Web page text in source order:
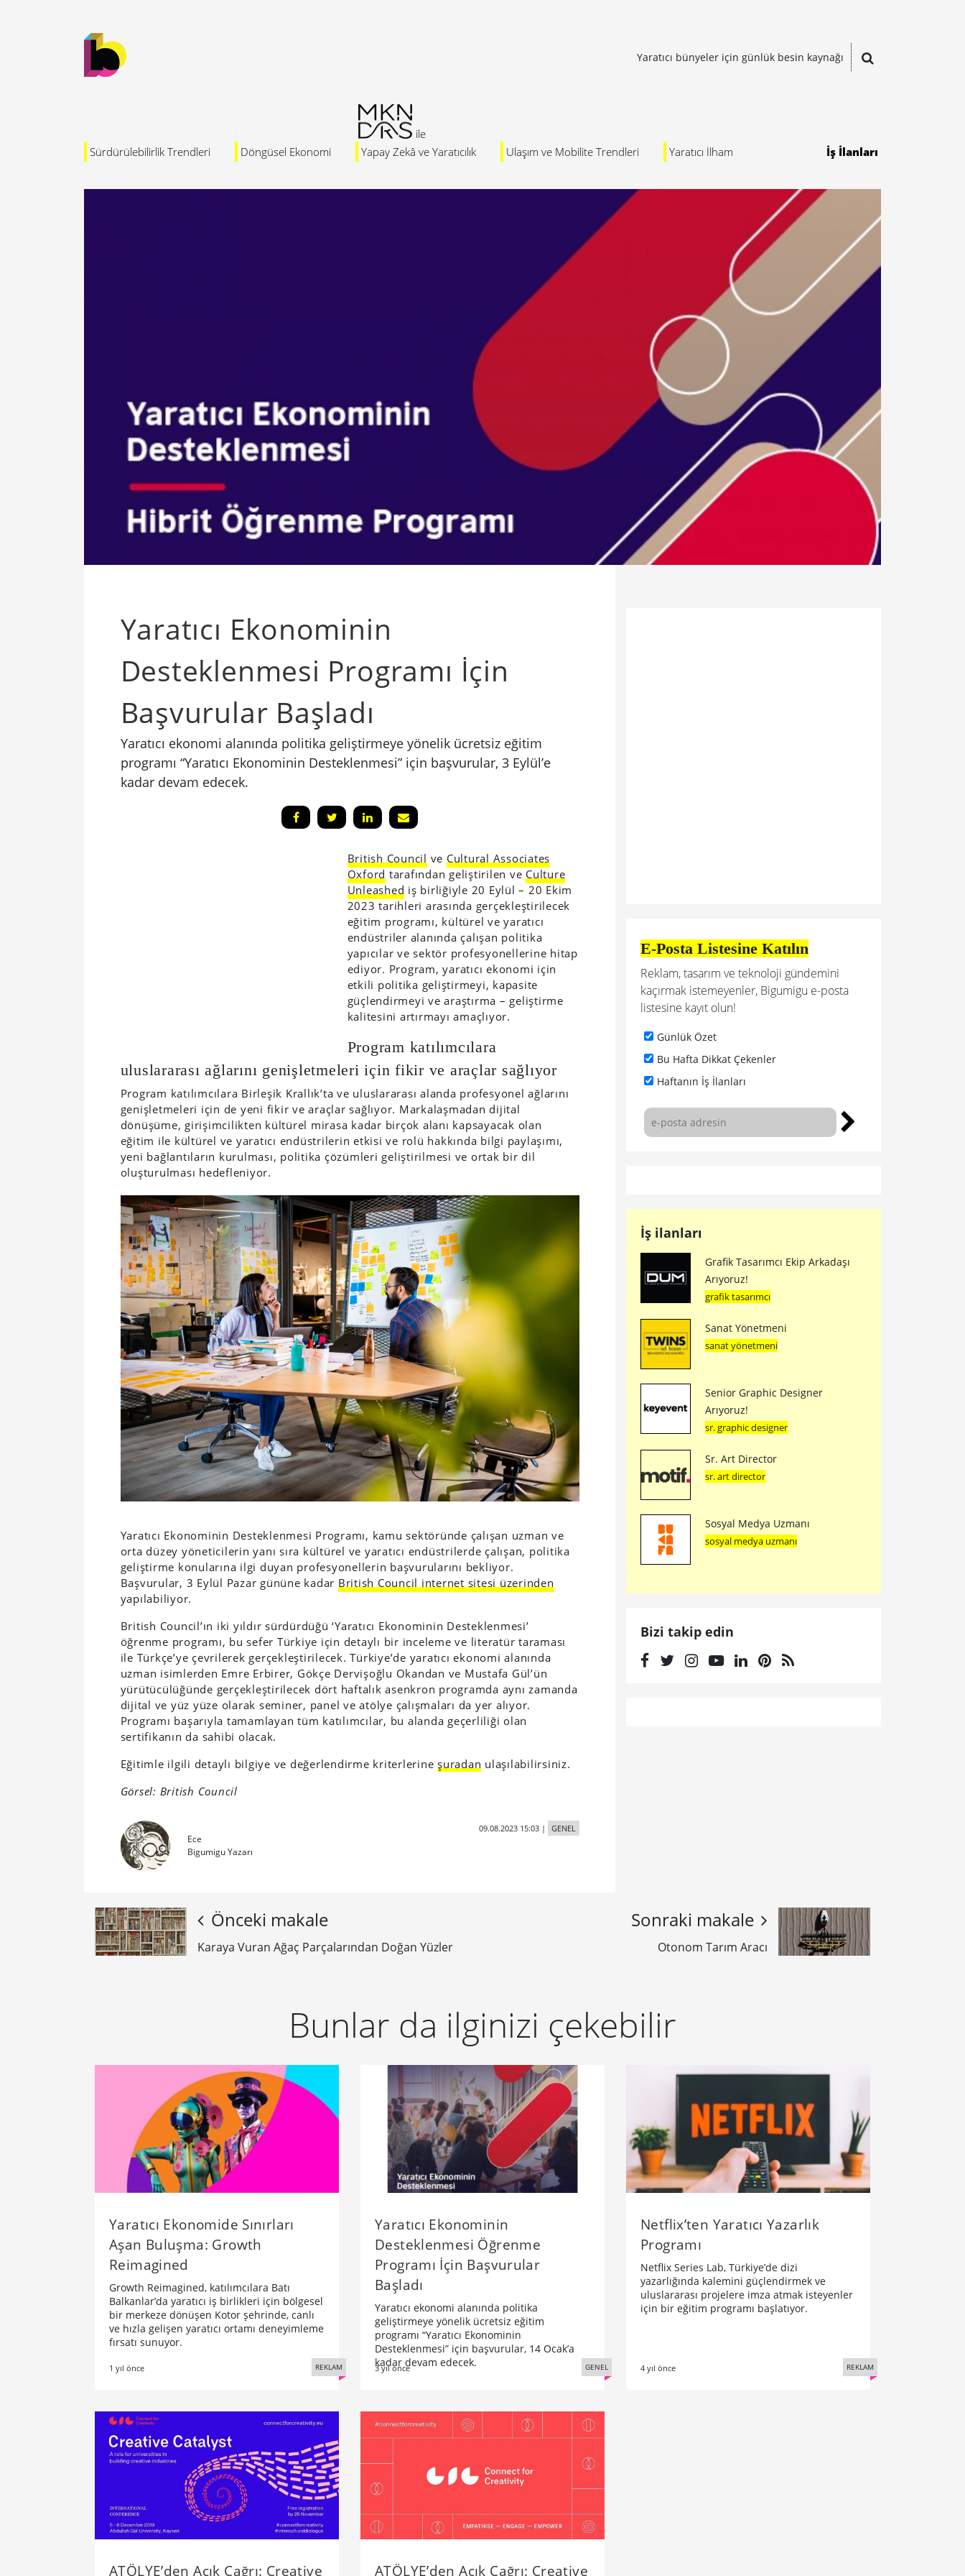
Yaratıcı bünyeler için günlük besin kaynağı
Sürdürülebilirlik Trendleri Döngüsel Ekonomi Yapay Zekâ ve Yaratıcılık Ulaşım ve Mobilite Trendleri Yaratıcı İlham İş İlanları
Yaratıcı Ekonominin
Desteklenmesi Programı İçin
Başvurular Başladı
Yaratıcı ekonomi alanında politika geliştirmeye yönelik ücretsiz eğitim
programı “Yaratıcı Ekonominin Desteklenmesi” için başvurular, 3 Eylül’e
kadar devam edecek.
British Council ve Cultural Associates
Oxford tarafından geliştirilen ve Culture
Unleashed iş birliğiyle 20 Eylül – 20 Ekim
2023 tarihleri arasında gerçekleştirilecek
eğitim programı, kültürel ve yaratıcı
endüstriler alanında çalışan politika
yapıcılar ve sektör profesyonellerine hitap
ediyor. Program, yaratıcı ekonomi için
etkili politika geliştirmeyi, kapasite
güçlendirmeyi ve araştırma – geliştirme
kalitesini artırmayı amaçlıyor.
Program katılımcılara
uluslararası ağlarını genişletmeleri için fikir ve araçlar sağlıyor
Program katılımcılara Birleşik Krallık’ta ve uluslararası alanda profesyonel ağlarını
genişletmeleri için de yeni fikir ve araçlar sağlıyor. Markalaşmadan dijital
dönüşüme, girişimcilikten kültürel mirasa kadar birçok alanı kapsayacak olan
eğitim ile kültürel ve yaratıcı endüstrilerin etkisi ve rolü hakkında bilgi paylaşımı,
yeni bağlantıların kurulması, politika çözümleri geliştirilmesi ve ortak bir dil
oluşturulması hedefleniyor.
Yaratıcı Ekonominin Desteklenmesi Programı, kamu sektöründe çalışan uzman ve
orta düzey yöneticilerin yanı sıra kültürel ve yaratıcı endüstrilerde çalışan, politika
geliştirme konularına ilgi duyan profesyonellerin başvurularını bekliyor.
Başvurular, 3 Eylül Pazar gününe kadar British Council internet sitesi üzerinden
yapılabiliyor.
British Council’ın iki yıldır sürdürdüğü ‘Yaratıcı Ekonominin Desteklenmesi’
öğrenme programı, bu sefer Türkiye için detaylı bir inceleme ve literatür taraması
ile Türkçe’ye çevrilerek gerçekleştirilecek. Türkiye’de yaratıcı ekonomi alanında
uzman isimlerden Emre Erbirer, Gökçe Dervişoğlu Okandan ve Mustafa Gül’ün
yürütücülüğünde gerçekleştirilecek dört haftalık asenkron programda aynı zamanda
dijital ve yüz yüze olarak seminer, panel ve atölye çalışmaları da yer alıyor.
Programı başarıyla tamamlayan tüm katılımcılar, bu alanda geçerliliği olan
sertifikanın da sahibi olacak.
Eğitimle ilgili detaylı bilgiye ve değerlendirme kriterlerineşuradan ulaşılabilirsiniz.
Görsel: British Council
Ece
Bigumigu Yazarı
09.08.2023 15:03| GENEL
E-Posta Listesine Katılın
Reklam, tasarım ve teknoloji gündemini
kaçırmak istemeyenler, Bigumigu e-posta
listesine kayıt olun!
Günlük Özet
Bu Hafta Dikkat Çekenler
Haftanın İş İlanları
İş ilanları
Grafik Tasarımcı Ekip Arkadaşı
Arıyoruz!
grafik tasarımcı
Sanat Yönetmeni
sanat yönetmeni
Senior Graphic Designer
Arıyoruz!
sr. graphic designer
Sr. Art Director
sr. art director
Sosyal Medya Uzmanı
sosyal medya uzmanı
Bizi takip edin
Önceki makale
Karaya Vuran Ağaç Parçalarından Doğan Yüzler
Sonraki makale
Otonom Tarım Aracı
Bunlar da ilginizi çekebilir
Yaratıcı Ekonomide Sınırları
Aşan Buluşma: Growth
Reimagined
Growth Reimagined, katılımcılara Batı
Balkanlar’da yaratıcı iş birlikleri için bölgesel
bir merkeze dönüşen Kotor şehrinde, canlı
ve hızla gelişen yaratıcı ortamı deneyimleme
fırsatı sunuyor.
1 yıl önce REKLAM
Yaratıcı Ekonominin
Desteklenmesi Öğrenme
Programı İçin Başvurular
Başladı
Yaratıcı ekonomi alanında politika
geliştirmeye yönelik ücretsiz eğitim
programı “Yaratıcı Ekonominin
Desteklenmesi” için başvurular, 14 Ocak’a
kadar devam edecek.
3 yıl önce GENEL
Netflix’ten Yaratıcı Yazarlık
Programı
Netflix Series Lab, Türkiye’de dizi
yazarlığında kalemini güçlendirmek ve
uluslararası projelere imza atmak isteyenler
için bir eğitim programı başlatıyor.
4 yıl önce REKLAM
ATÖLYE’den Açık Çağrı: Creative ATÖLYE’den Açık Çağrı: Creative